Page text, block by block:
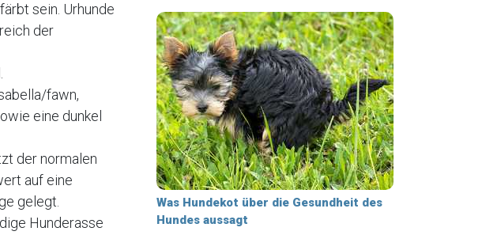
sein. Urhunde
der
fawn,
eine dunkel
der normalen
auf eine
gelegt.
Hunderasse
Was Hundekot über die Gesundheit des
Hundes aussagt